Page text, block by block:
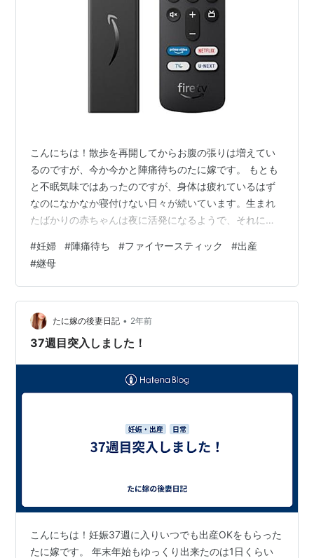
こんにちは！散歩を再開してからお腹の張りは増えてい
るのですが、今か今かと陣痛待ちのたに嫁です。 もとも
と不眠気味ではあったのですが、身体は疲れているはず
なのになかなか寝付けない日々が続いています。生まれ
たばかりの赤ちゃんは夜に活発になるようで、それに対
寝付けなくなるのは、出産を控えた妊婦にはあるあるの
ようです！ 体重の増加やむくみも気になりますが、あと
少しで妊娠生活を終えると思うと少し寂しい気持ちにな
ります。 切迫気味になった頃から、1日を自宅で過ごすこ
とが増えました。そういったこともあり、最近「ファイ
ヤースティック」を購入しました！毎晩のよ…
#妊婦 #陣痛待ち #ファイヤースティック #出産
#継母
たに嫁の後妻日記 • 2年前
37週目突入しました！
こんにちは！妊娠37週に入りいつでも出産OKをもらった
たに嫁です。 年末年始もゆっくり出来たのは1日くらい